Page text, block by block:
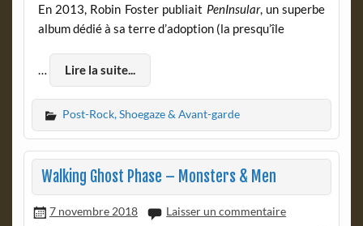
En 2013, Robin Foster publiait PenInsular, un superbe
album dédié à sa terre d’adoption (la presqu’île
… Lire la suite...
Post-Rock, Shoegaze & Avant-garde
Walking Ghost Phase – Monsters & Men
7 novembre 2018 Laisser un commentaire